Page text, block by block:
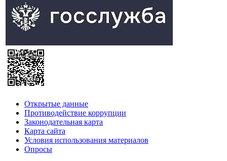
Открытые данные
Противодействие коррупции
Законодательная карта
Карта сайта
Условия использования материалов
Опросы